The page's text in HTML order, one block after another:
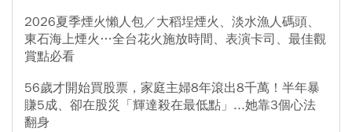
2026夏季煙火懶人包／大稻埕煙火、淡水漁人碼頭、
東石海上煙火…全台花火施放時間、表演卡司、最佳觀
賞點必看
56歲才開始買股票，家庭主婦8年滾出8千萬！半年暴
賺5成、卻在股災「輝達殺在最低點」...她靠3個心法
翻身